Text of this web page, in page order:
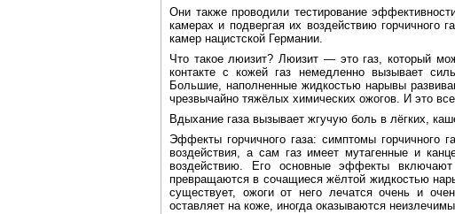
Они также проводили тестирование
камерах и подвергая их воздействию горчичного
камер нацистской Германии.
Что такое люизит? Люизит — это газ, который
контакте с кожей газ немедленно вызывает
Большие, наполненные жидкостью нарывы
чрезвычайно тяжёлых химических ожогов. И это
Вдыхание газа вызывает жгучую боль в лёгких,
Эффекты горчичного газа: симптомы горчичного
воздействия, а сам газ имеет мутагенные и
воздействию. Его основные эффекты
превращаются в сочащиеся жёлтой жидкостью
существует, ожоги от него лечатся очень и
оставляет на коже, иногда оказываются